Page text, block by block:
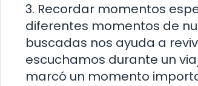
3. Recordar momentos
diferentes momentos de
buscadas nos ayuda a
escuchamos durante un
marcó un momento